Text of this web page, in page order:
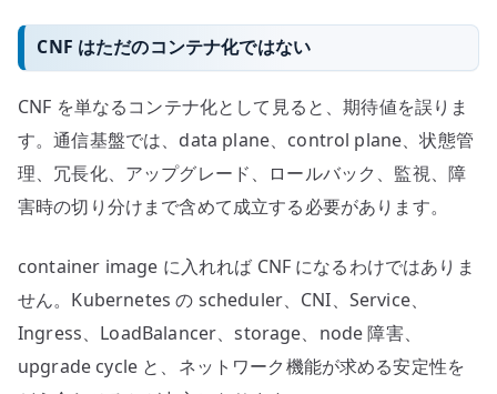
CNF はただのコンテナ化ではない
CNF を単なるコンテナ化として見ると、期待値を誤りま
す。通信基盤では、data plane、control plane、状態管
理、冗長化、アップグレード、ロールバック、監視、障
害時の切り分けまで含めて成立する必要があります。
container image に入れれば CNF になるわけではありま
せん。Kubernetes の scheduler、CNI、Service、
Ingress、LoadBalancer、storage、node 障害、
upgrade cycle と、ネットワーク機能が求める安定性を